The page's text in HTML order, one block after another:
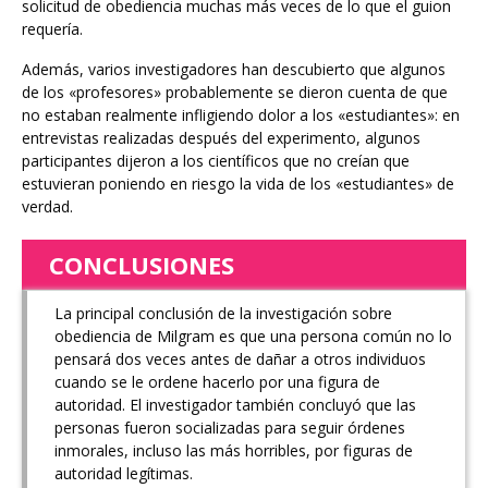
solicitud de obediencia muchas más veces de lo que el guion
requería.
Además, varios investigadores han descubierto que algunos
de los «profesores» probablemente se dieron cuenta de que
no estaban realmente infligiendo dolor a los «estudiantes»: en
entrevistas realizadas después del experimento, algunos
participantes dijeron a los científicos que no creían que
estuvieran poniendo en riesgo la vida de los «estudiantes» de
verdad.
CONCLUSIONES
La principal conclusión de la investigación sobre
obediencia de Milgram es que una persona común no lo
pensará dos veces antes de dañar a otros individuos
cuando se le ordene hacerlo por una figura de
autoridad. El investigador también concluyó que las
personas fueron socializadas para seguir órdenes
inmorales, incluso las más horribles, por figuras de
autoridad legítimas.